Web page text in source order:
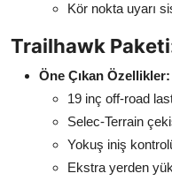
Kör nokta uyarı
Trailhawk
Öne Çıkan Özellikler:
19 inç off-road
Selec-Terrain
Yokuş iniş
Ekstra yerden